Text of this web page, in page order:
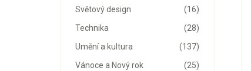
(16)
Světový design
(28)
Technika
(137)
Umění a kultura
(25)
Vánoce a Nový rok